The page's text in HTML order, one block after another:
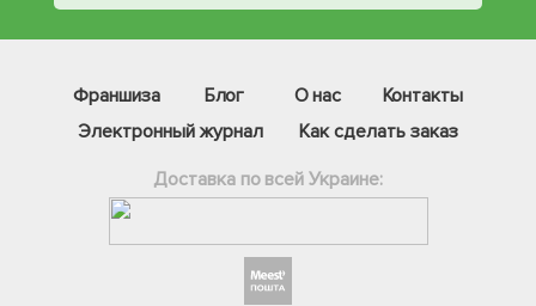
Франшиза Блог О нас
Контакты
Электронный журнал
Как сделать заказ
Доставка по всей Украине: